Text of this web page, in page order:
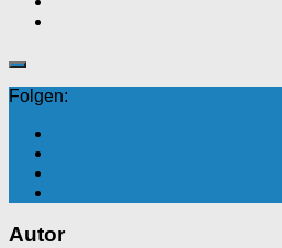
Folgen:
Autor